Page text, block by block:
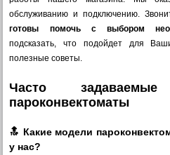
обслуживанию и подключению.
готовы помочь с выбором
подсказать, что подойдет для
полезные советы.
Часто
пароконвектоматы
🔝 Какие модели
у нас?